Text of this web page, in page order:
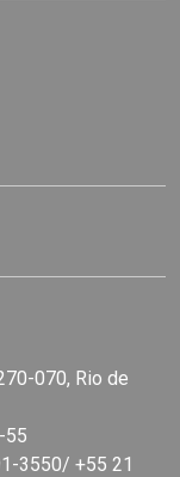
070, Rio de
55
3550/ +55 21